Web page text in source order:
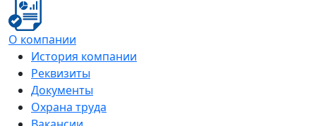
О компании
История компании
Реквизиты
Документы
Охрана труда